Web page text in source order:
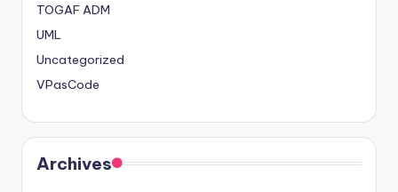
TOGAF ADM
UML
Uncategorized
VPasCode
Archives